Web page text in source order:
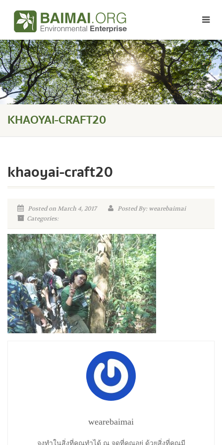
KHAOYAI-CRAFT20
khaoyai-craft20
Posted on March 4, 2017
Posted By: wearebaimai
Categories:
wearebaimai
จงทำในสิ่งที่คุณทำได้ ณ จุดที่คุณอยู่ ด้วยสิ่งที่คุณมี